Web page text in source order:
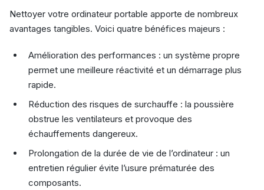
Nettoyer votre ordinateur portable apporte de nombreux
avantages tangibles. Voici quatre bénéfices majeurs :
Amélioration des performances : un système propre
permet une meilleure réactivité et un démarrage plus
rapide.
Réduction des risques de surchauffe : la poussière
obstrue les ventilateurs et provoque des
échauffements dangereux.
Prolongation de la durée de vie de l’ordinateur : un
entretien régulier évite l’usure prématurée des
composants.